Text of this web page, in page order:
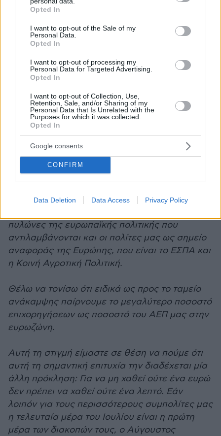
grant or deny consent to Google and its third-party tags to
use your data for below specified purposes in below Google
consent section.
Opted In
I want to opt-out of the Sale of my
Personal Data.
Opted In
I want to opt-out of processing my
Personal Data for Targeted Advertising.
Opted In
I want to opt-out of Collection, Use,
Retention, Sale, and/or Sharing of my
Personal Data that Is Unrelated with the
Purposes for which it was collected.
Opted In
Google consents
CONFIRM
Data Deletion Data Access Privacy Policy
χρηματοδότηση που είχε ποτέ η χώρα μας.
Κατά συνέπεια συνιστούν και μία μοναδική
ευκαιρία για τον εκσυγχρονισμό, την
ανασυγκρότηση και τον συνολικό παραγωγικό
αναπροσανατολισμό της εθνικής οικονομίας.
Όπως είπα και στη Βουλή, η τελική λύση της
συμφωνίας είναι απολύτως συμβατή με όσα
διεκδικούσαμε. Από το ταμείο ανάκαμψης τα
περισσότερα κεφάλαια, 19 δισ. περίπου, θα
αντιστοιχούν σε επιχορηγήσεις. Δεκατρία
δισεκατομμύρια θα έχουν τη μορφή ευνοϊκών
δανείων. Ενώ από τα κονδύλια για τον
προστατέψαμε και τουλάχιστον στο Ταμείο
πυλώνες της ευρωπαϊκής πολιτικής που
αντιλαμβάνονται και οι πολίτες μας ως σημείο
αναφοράς της Ευρώπης, που είναι το ΕΣΠΑ και
η Κοινή Αγροτική Πολιτική.
Θέλω να τονίσω ότι ειδικά ως προς το ταμείο
ανάκαμψης παίρνουμε το μεγαλύτερο ποσοστό
επιχορηγήσεων ως ποσοστό του ΑΕΠ μας στην
ευρωζώνη.
Αυτή τη στιγμή είμαστε σε θέση να πούμε ότι
αυτή τη σημαντική επιτυχία την διαδέχεται μία
άλλη πρόκληση: Για να μη χαθεί ούτε ένα ευρώ
δεν πρέπει να χαθεί ούτε ένα λεπτό. Εάν
λοιπόν για τους περισσότερους συμπολίτες μας
η τελευταία μέρα του Ιουλίου είναι η πρώτη
μέρα των διακοπών τους, ο Αύγουστος